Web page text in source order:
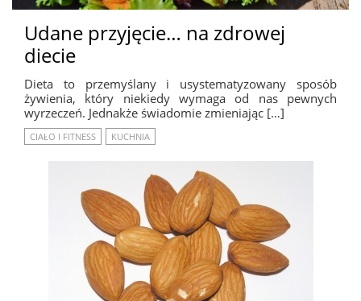
Udane przyjęcie… na zdrowej
diecie
Dieta to przemyślany i usystematyzowany sposób
żywienia, który niekiedy wymaga od nas pewnych
wyrzeczeń. Jednakże świadomie zmieniając […]
CIAŁO I FITNESS KUCHNIA